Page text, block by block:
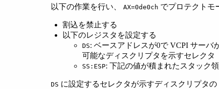
以下の作業を行い、AX=0de0ch でプロテクトモ
割込を禁止する
以下のレジスタを設定する
DS: ベースアドレスが0で VCPI サー
可能なディスクリプタを示すセレクタ
SS:ESP: 下記の値が積まれたスタック
DS に設定するセレクタが示すディスクリプタ